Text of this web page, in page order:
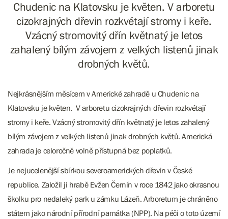
Chudenic na Klatovsku je květen. V arboretu
cizokrajných dřevin rozkvétají stromy i keře.
Vzácný stromovitý dřín květnatý je letos
zahalený bílým závojem z velkých listenů jinak
drobných květů.
Nejkrásnějším měsícem v Americké zahradě u Chudenic na
Klatovsku je květen. V arboretu cizokrajných dřevin rozkvétají
stromy i keře. Vzácný stromovitý dřín květnatý je letos zahalený
bílým závojem z velkých listenů jinak drobných květů. Americká
zahrada je celoročně volně přístupná bez poplatků.
Je nejucelenější sbírkou severoamerických dřevin v České
republice. Založil ji hrabě Evžen Černín v roce 1842 jako okrasnou
školku pro nedaleký park u zámku Lázeň. Arboretum je chráněno
státem jako národní přírodní památka (NPP). Na péči o toto území